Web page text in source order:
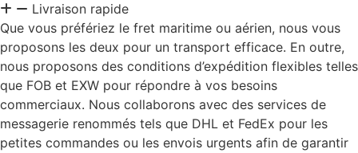
Livraison rapide
Que vous préfériez le fret maritime ou aérien, nous vous
proposons les deux pour un transport efficace. En outre,
nous proposons des conditions d’expédition flexibles telles
que FOB et EXW pour répondre à vos besoins
commerciaux. Nous collaborons avec des services de
messagerie renommés tels que DHL et FedEx pour les
petites commandes ou les envois urgents afin de garantir